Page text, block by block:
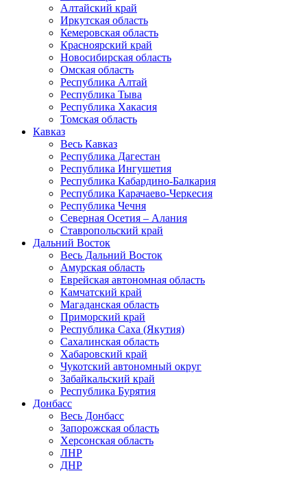
Алтайский край
Иркутская область
Кемеровская область
Красноярский край
Новосибирская область
Омская область
Республика Алтай
Республика Тыва
Республика Хакасия
Томская область
Кавказ
Весь Кавказ
Республика Дагестан
Республика Ингушетия
Республика Кабардино-Балкария
Республика Карачаево-Черкесия
Республика Чечня
Северная Осетия – Алания
Ставропольский край
Дальний Восток
Весь Дальний Восток
Амурская область
Еврейская автономная область
Камчатский край
Магаданская область
Приморский край
Республика Саха (Якутия)
Сахалинская область
Хабаровский край
Чукотский автономный округ
Забайкальский край
Республика Бурятия
Донбасс
Весь Донбасс
Запорожская область
Херсонская область
ЛНР
ДНР